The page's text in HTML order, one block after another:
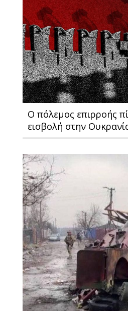
Ο πόλεμος επιρροής
εισβολή στην